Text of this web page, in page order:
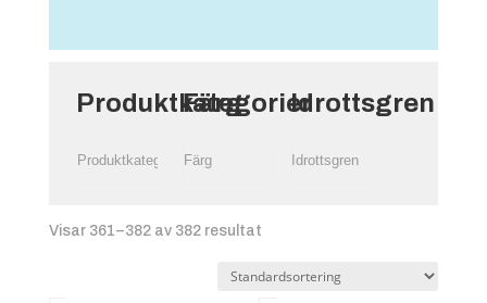
Produktkategorier
Färg Idrottsgren
Visar 361–382 av 382 resultat